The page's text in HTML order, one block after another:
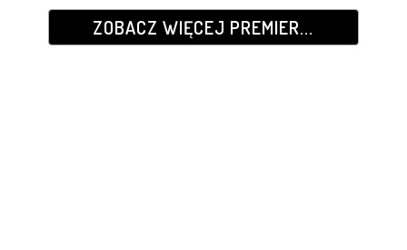
ZOBACZ WIĘCEJ PREMIER...